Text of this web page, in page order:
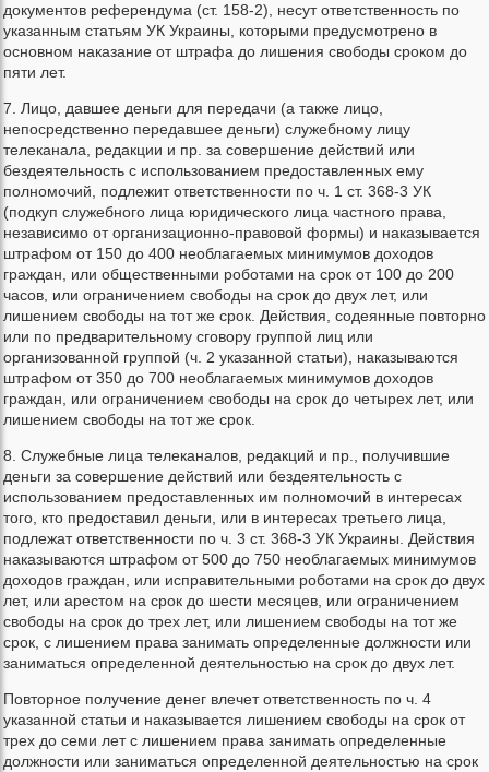
документов референдума (ст. 158-2), несут ответственность по
указанным статьям УК Украины, которыми предусмотрено в
основном наказание от штрафа до лишения свободы сроком до
пяти лет.
7. Лицо, давшее деньги для передачи (а также лицо,
непосредственно передавшее деньги) служебному лицу
телеканала, редакции и пр. за совершение действий или
бездеятельность с использованием предоставленных ему
полномочий, подлежит ответственности по ч. 1 ст. 368-3 УК
(подкуп служебного лица юридического лица частного права,
независимо от организационно-правовой формы) и наказывается
штрафом от 150 до 400 необлагаемых минимумов доходов
граждан, или общественными роботами на срок от 100 до 200
часов, или ограничением свободы на срок до двух лет, или
лишением свободы на тот же срок. Действия, содеянные повторно
или по предварительному сговору группой лиц или
организованной группой (ч. 2 указанной статьи), наказываются
штрафом от 350 до 700 необлагаемых минимумов доходов
граждан, или ограничением свободы на срок до четырех лет, или
лишением свободы на тот же срок.
8. Служебные лица телеканалов, редакций и пр., получившие
деньги за совершение действий или бездеятельность с
использованием предоставленных им полномочий в интересах
того, кто предоставил деньги, или в интересах третьего лица,
подлежат ответственности по ч. 3 ст. 368-3 УК Украины. Действия
наказываются штрафом от 500 до 750 необлагаемых минимумов
доходов граждан, или исправительными роботами на срок до двух
лет, или арестом на срок до шести месяцев, или ограничением
свободы на срок до трех лет, или лишением свободы на тот же
срок, с лишением права занимать определенные должности или
заниматься определенной деятельностью на срок до двух лет.
Повторное получение денег влечет ответственность по ч. 4
указанной статьи и наказывается лишением свободы на срок от
трех до семи лет с лишением права занимать определенные
должности или заниматься определенной деятельностью на срок